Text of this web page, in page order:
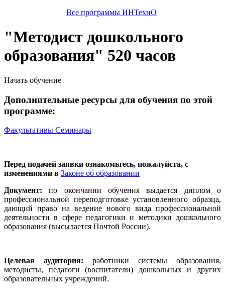
Все программы ИНТехнО
"Методист дошкольного
образования" 520 часов
Начать обучение
Дополнительные ресурсы для обучения по этой
программе:
Факультативы Семинары
Перед подачей заявки ознакомьтесь, пожалуйста, с
изменениями в Законе об образовании
Документ: по окончании обучения выдается диплом о
профессиональной переподготовке установленного образца,
дающий право на ведение нового вида профессиональной
деятельности в сфере педагогики и методики дошкольного
образования (высылается Почтой России).
Целевая аудитория: работники системы образования,
методисты, педагоги (воспитатели) дошкольных и других
образовательных учреждений.